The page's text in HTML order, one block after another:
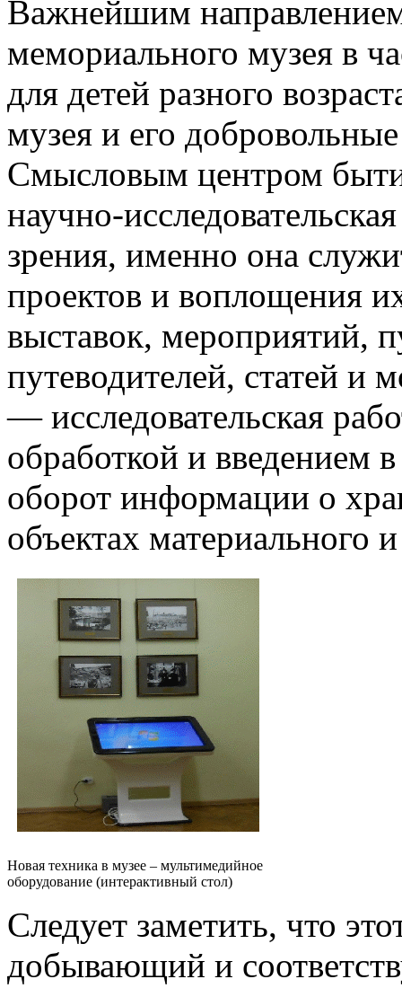
Важнейшим
мемориального музея в
для детей разного
музея и его
Смысловым центром
научно-
зрения, именно она
проектов и воплощения
выставок, мероприятий,
путеводителей, статей и
— исследовательская
обработкой и введением
оборот информации о
объектах материального
Новая техника в музее – мультимедийное
оборудование (интерактивный стол)
Следует заметить, что
добывающий и